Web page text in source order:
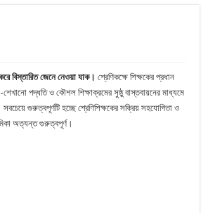
জেনে নেওয়া যাক। শ্রেণিকক্ষে শিক্ষকের প্রধান
পদ্ধতি ও কৌশল শিক্ষাক্রমের সুষ্ঠু বাস্তবায়নের মাধ্যমে
সবচেয়ে গুরুত্বপূর্ণটি হচ্ছে শ্রেণিশিক্ষকের সক্রিয় সহযোগিতা ও
অত্যন্ত গুরুত্বপূর্ণ।